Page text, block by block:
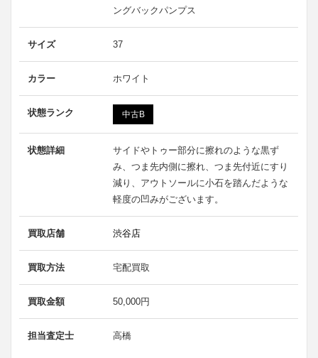
ングバックパンプス
サイズ 37
カラー ホワイト
状態ランク 中古B
状態詳細
サイドやトゥー部分に擦れのような黒ず
み、つま先内側に擦れ、つま先付近にすり
減り、アウトソールに小石を踏んだような
軽度の凹みがございます。
買取店舗 渋谷店
買取方法 宅配買取
買取金額 50,000円
担当査定士 高橋